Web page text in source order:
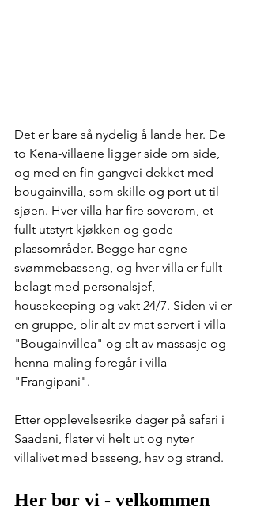
Det er bare så nydelig å lande her. De
to Kena-villaene ligger side om side,
og med en fin gangvei dekket med
bougainvilla, som skille og port ut til
sjøen. Hver villa har fire soverom, et
fullt utstyrt kjøkken og gode
plassområder. Begge har egne
svømmebasseng, og hver villa er fullt
belagt med personalsjef,
housekeeping og vakt 24/7. Siden vi er
en gruppe, blir alt av mat servert i villa
"Bougainvillea" og alt av massasje og
henna-maling foregår i villa
"Frangipani".
Etter opplevelsesrike dager på safari i
Saadani, flater vi helt ut og nyter
villalivet med basseng, hav og strand.
Her bor vi - velkommen